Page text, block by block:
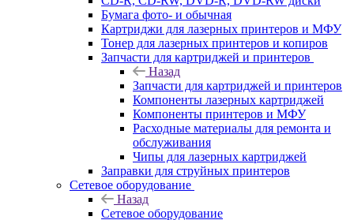
Бумага фото- и обычная
Картриджи для лазерных принтеров и МФУ
Тонер для лазерных принтеров и копиров
Запчасти для картриджей и принтеров
Назад
Запчасти для картриджей и принтеров
Компоненты лазерных картриджей
Компоненты принтеров и МФУ
Расходные материалы для ремонта и
обслуживания
Чипы для лазерных картриджей
Заправки для струйных принтеров
Сетевое оборудование
Назад
Сетевое оборудование